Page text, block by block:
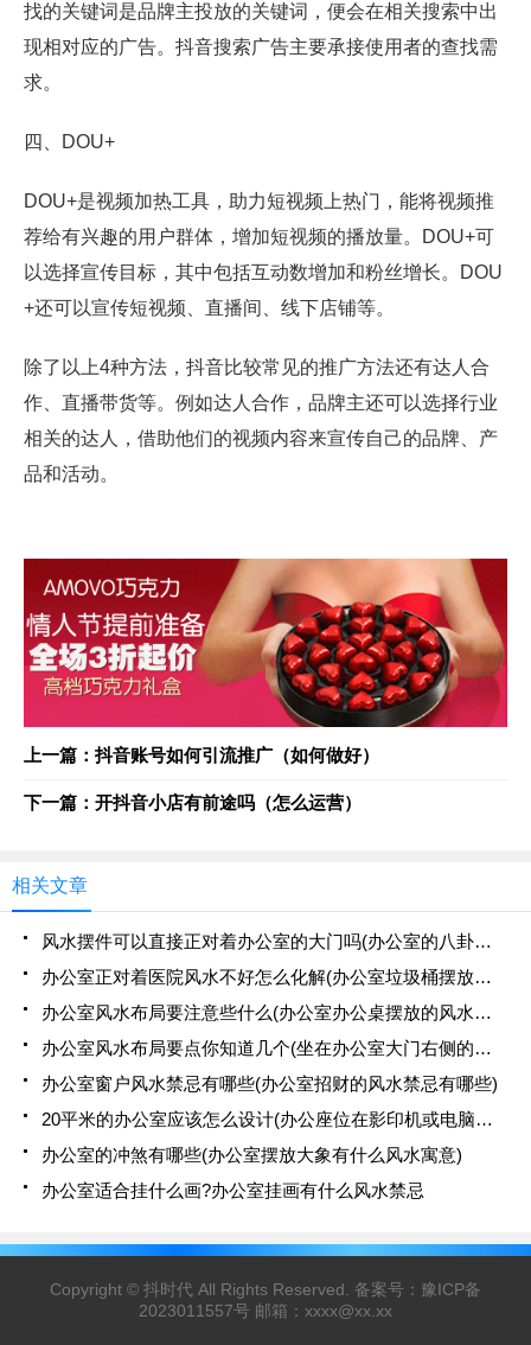
找的关键词是品牌主投放的关键词，便会在相关搜索中出
现相对应的广告。抖音搜索广告主要承接使用者的查找需
求。
四、DOU+
DOU+是视频加热工具，助力短视频上热门，能将视频推
荐给有兴趣的用户群体，增加短视频的播放量。DOU+可
以选择宣传目标，其中包括互动数增加和粉丝增长。DOU
+还可以宣传短视频、直播间、线下店铺等。
除了以上4种方法，抖音比较常见的推广方法还有达人合
作、直播带货等。例如达人合作，品牌主还可以选择行业
相关的达人，借助他们的视频内容来宣传自己的品牌、产
品和活动。
上一篇：抖音账号如何引流推广（如何做好）
下一篇：开抖音小店有前途吗（怎么运营）
相关文章
风水摆件可以直接正对着办公室的大门吗(办公室的八卦镜的摆放可以正对着人吗)
办公室正对着医院风水不好怎么化解(办公室垃圾桶摆放不好会影响风水)
办公室风水布局要注意些什么(办公室办公桌摆放的风水禁忌解析大全)
办公室风水布局要点你知道几个(坐在办公室大门右侧的风水好不好)
办公室窗户风水禁忌有哪些(办公室招财的风水禁忌有哪些)
20平米的办公室应该怎么设计(办公座位在影印机或电脑后方的风水好吗)
办公室的冲煞有哪些(办公室摆放大象有什么风水寓意)
办公室适合挂什么画?办公室挂画有什么风水禁忌
Copyright © 抖时代 All Rights Reserved. 备案号： 豫ICP备
2023011557号 邮箱： xxxx@xx.xx